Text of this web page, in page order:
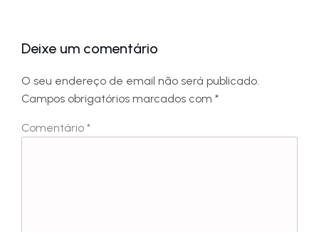
Deixe um comentário
O seu endereço de email não será publicado.
Campos obrigatórios marcados com *
Comentário *